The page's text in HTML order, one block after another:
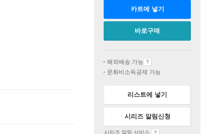
카트에 넣기
바로구매
해외배송 가능
문화비소득공제 가능
리스트에 넣기
시리즈 알림신청
시리즈 알림 서비스